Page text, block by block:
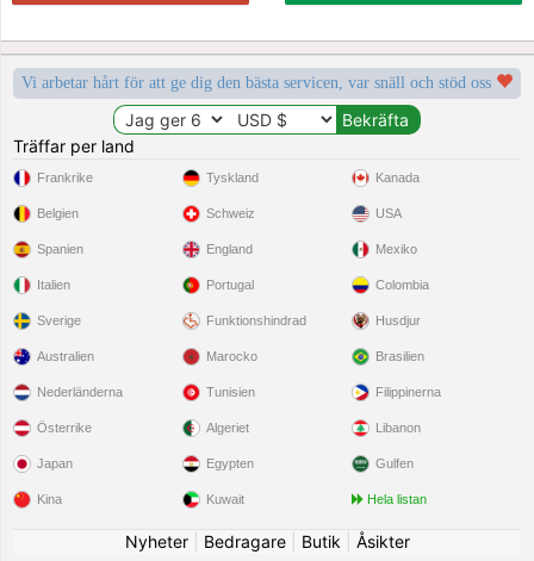
Vi arbetar hårt för att ge dig den bästa servicen, var snäll och stöd oss
Träffar per land
Frankrike
Belgien
Spanien
Italien
Sverige
Tyskland
Schweiz
England
Portugal
Funktionshindrad
Kanada
USA
Mexiko
Colombia
Husdjur
Australien
Nederländerna
Österrike
Japan
Kina
Marocko
Tunisien
Algeriet
Egypten
Kuwait
Brasilien
Filippinerna
Libanon
Gulfen
Hela listan
Nyheter| Bedragare| Butik
Åsikter